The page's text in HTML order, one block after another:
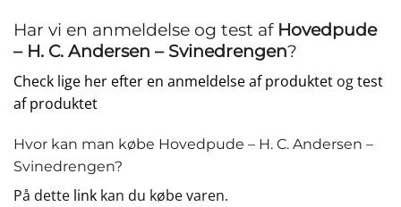
Har vi en anmeldelse og test af Hovedpude
– H. C. Andersen – Svinedrengen?
Check lige her efter en anmeldelse af produktet ogtest
af produktet
Hvor kan man købe Hovedpude – H. C. Andersen –
Svinedrengen?
På dette link kan du købe varen.